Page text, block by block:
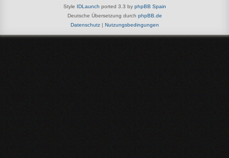
Style IDLaunch ported 3.3 by phpBB Spain
Deutsche Übersetzung durch phpBB.de
Datenschutz| Nutzungsbedingungen